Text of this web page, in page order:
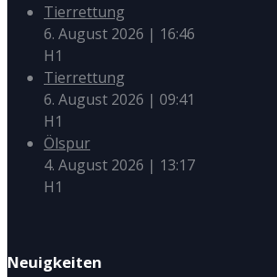
Tierrettung
6. August 2026 | 16:46
H1
Tierrettung
6. August 2026 | 09:41
H1
Ölspur
4. August 2026 | 13:17
H1
Neuigkeiten